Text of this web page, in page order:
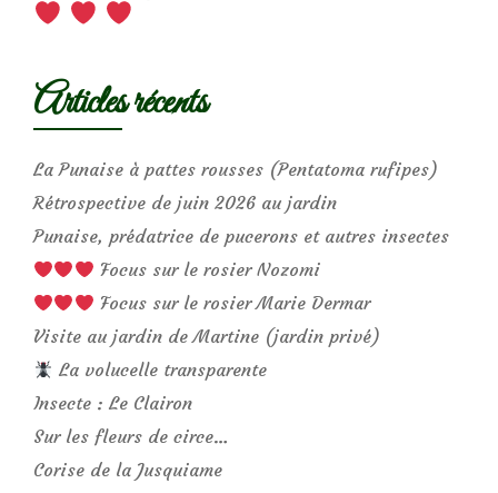
Articles récents
La Punaise à pattes rousses (Pentatoma rufipes)
Rétrospective de juin 2026 au jardin
Punaise, prédatrice de pucerons et autres insectes
Focus sur le rosier Nozomi
Focus sur le rosier Marie Dermar
Visite au jardin de Martine (jardin privé)
La volucelle transparente
Insecte : Le Clairon
Sur les fleurs de circe…
Corise de la Jusquiame